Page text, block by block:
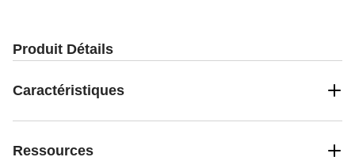
Produit Détails
Caractéristiques
Ressources